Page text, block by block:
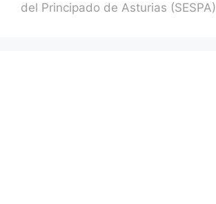
del Principado de Asturias (SESPA)